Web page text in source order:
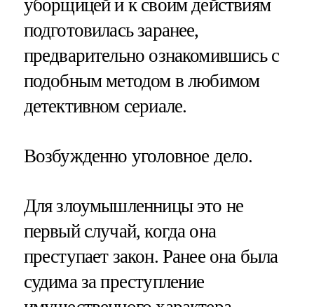
уборщицей и к своим действиям
подготовилась заранее,
предварительно ознакомившись с
подобным методом в любимом
детективном сериале.
Возбужденно уголовное дело.
Для злоумышленницы это не
первый случай, когда она
преступает закон. Ранее она была
судима за преступление